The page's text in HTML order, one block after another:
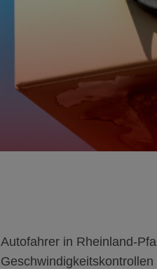
Autofahrer in Rheinland-